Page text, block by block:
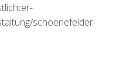
schoenefelder-